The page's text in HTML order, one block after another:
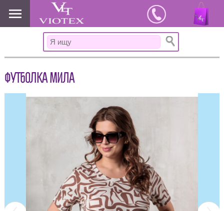
www.viotex37.ru
ФУТБОЛКА МИЛА